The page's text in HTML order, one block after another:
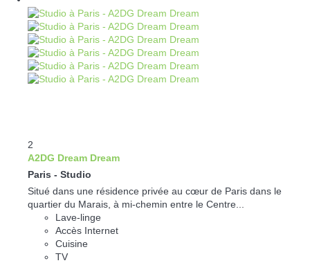
2
A2DG Dream Dream
Paris - Studio
Situé dans une résidence privée au cœur de Paris dans le
quartier du Marais, à mi-chemin entre le Centre...
Lave-linge
Accès Internet
Cuisine
TV